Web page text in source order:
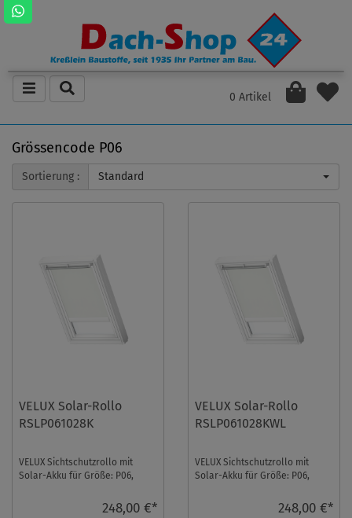
0 Artikel
Grössencode P06
Sortierung : Standard
VELUX Solar-Rollo
RSLP061028K
VELUX Sichtschutzrollo mit
Solar-Akku für Größe: P06,
248,00 €*
VELUX Solar-Rollo
RSLP061028KWL
VELUX Sichtschutzrollo mit
Solar-Akku für Größe: P06,
248,00 €*